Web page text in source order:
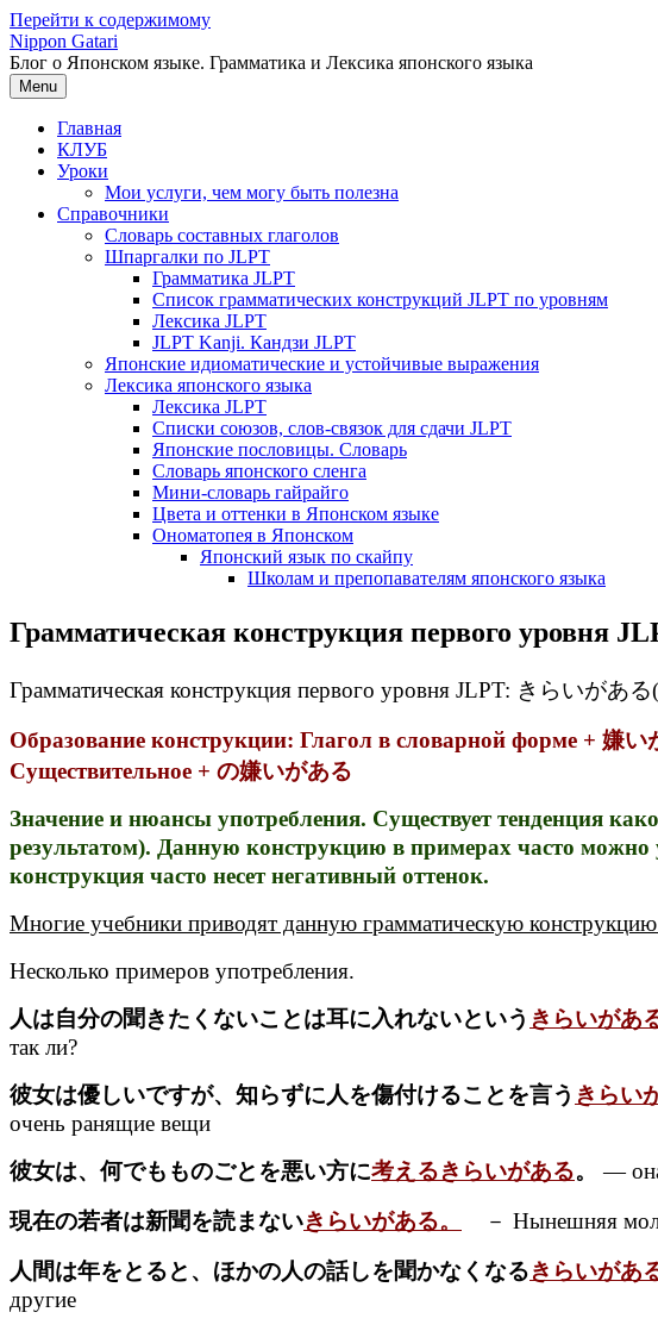
Перейти к содержимому
Nippon Gatari
Блог о Японском языке. Грамматика и Лексика японского языка
Menu
Главная
КЛУБ
Уроки
Мои услуги, чем могу быть полезна
Справочники
Словарь составных глаголов
Шпаргалки по JLPT
Грамматика JLPT
Список грамматических конструкций JLPT по уровням
Лексика JLPT
JLPT Kanji. Кандзи JLPT
Японские идиоматические и устойчивые выражения
Лексика японского языка
Лексика JLPT
Списки союзов, слов-связок для сдачи JLPT
Японские пословицы. Словарь
Словарь японского сленга
Мини-словарь гайрайго
Цвета и оттенки в Японском языке
Ономатопея в Японском
Японский язык по скайпу
Школам и препопавателям японского языка
Грамматическая конструкция первого уровня
Грамматическая конструкция первого уровня JLPT: きらいがあ
Образование конструкции: Глагол в словарной форме + 嫌い
Существительное + の嫌いがある
Значение и нюансы употребления. Существует тенденция
результатом). Данную конструкцию в примерах часто
конструкция часто несет негативный оттенок.
Многие учебники приводят данную грамматическую
Несколько примеров употребления.
人は自分の聞きたくないことは耳に入れないという きらいがあ
так ли?
彼女は優しいですが、知らずに人を傷付けることを言う きらい
очень ранящие вещи
彼女は、何でもものごとを悪い方に考えるきらいがある。
—
現在の若者は新聞を読まないきらいがある。
－ Нынешняя
人間は年をとると、ほかの人の話しを聞かなくなるきらいがあ
другие